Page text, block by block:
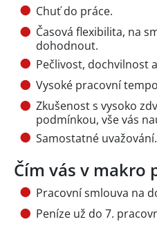
Chuť do práce.
Časová flexibilita, na
dohodnout.
Pečlivost, dochvilnost
Vysoké pracovní
Zkušenost s vysoko
podmínkou, vše vás
Samostatné uvažování.
Čím vás v makro
Pracovní smlouva na
Peníze už do 7.